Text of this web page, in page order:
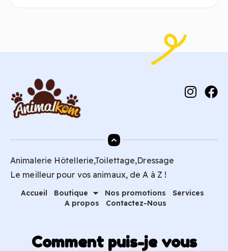
Animalerie Hôtellerie,Toilettage,Dressage
Le meilleur pour vos animaux, de A à Z !
Accueil Boutique Nos promotions
Services
A propos
Contactez-Nous
Comment puis-je vous